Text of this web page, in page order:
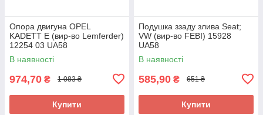
Опора двигуна OPEL
KADETT E (вир-во Lemferder)
12254 03 UA58
В наявності
974,70 ₴ 1 083 ₴
Купити
Подушка ззаду злива Seat;
VW (вир-во FEBI) 15928
UA58
В наявності
585,90 ₴ 651 ₴
Купити